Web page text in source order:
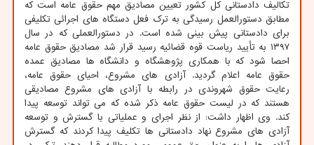
تکالیف دادستانی کل کشور تعیین مصادیق مهم حقوق عامه است که
مطابق دستورالعمل رسیدگی به ترک فعل دستگاه های اجرائی تکلیفی
برای دادستانی پیش بینی شده است. در دستورالعملی که در سال
۱۳۹۷ به تأیید ریاست قوه قضائیه رسید قرار شد مصادیق حقوق عامه
احصا شود که با همکاری پژوهشگاه و دانشگاه ها مصادیق عمده
حقوق عامه اعلام گردید. آزادی های مشروع، احیای حقوق عامه،
رعایت حقوق شهروندی در رابطه با آزادی های مشروع مصادیقی
هستند که در لیست حقوق عامه ذکر شده که می تواند توسعه پیدا
کند. وی اظهار داشت: از نظر اجرای و عملیاتی با گسترش و توسعه
آزادی های مشروع نهاد دادستانی ها تکلیف پیدا کردند که گسترش